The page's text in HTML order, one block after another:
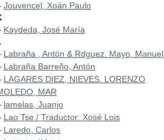
Jouvencel, Xoán Paulo
Kaydeda, José María
Labraña , Antón & Rdguez. Mayo, Manuel
Labraña Barreño, Antón
LAGARES DIEZ, NIEVES. LORENZO
MAR
lamelas, Juanjo
Lao Tse / Traductor: Xosé Lois
Laredo, Carlos